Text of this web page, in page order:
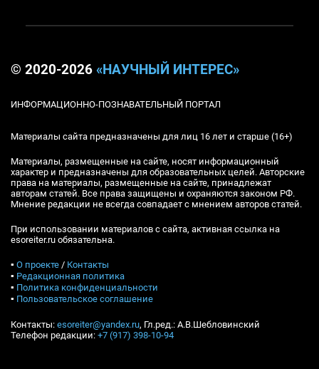
© 2020-2026 «НАУЧНЫЙ ИНТЕРЕС»
ИНФОРМАЦИОННО-ПОЗНАВАТЕЛЬНЫЙ ПОРТАЛ
Материалы сайта предназначены для лиц 16 лет и старше (16+)
Материалы, размещенные на сайте, носят информационный
характер и предназначены для образовательных целей. Авторские
права на материалы, размещенные на сайте, принадлежат
авторам статей. Все права защищены и охраняются законом РФ.
Мнение редакции не всегда совпадает с мнением авторов статей.
При использовании материалов с сайта, активная ссылка на
esoreiter.ru обязательна.
▪ О проекте / Контакты
▪ Редакционная политика
▪ Политика конфиденциальности
▪ Пользовательское соглашение
Контакты: esoreiter@yandex.ru, Гл.ред.: А.В.Шебловинский
Телефон редакции: +7 (917) 398-10-94